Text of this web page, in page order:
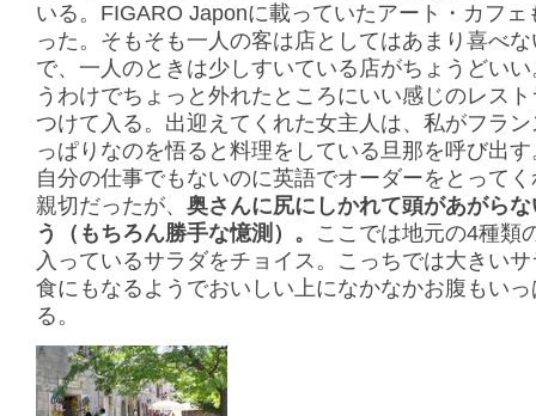
いる。FIGARO Japonに載っていたアート・カフェ
った。そもそも一人の客は店としてはあまり喜べ
で、一人のときは少しすいている店がちょうどい
うわけでちょっと外れたところにいい感じのレス
つけて入る。出迎えてくれた女主人は、私がフラ
っぱりなのを悟ると料理をしている旦那を呼び出
自分の仕事でもないのに英語でオーダーをとって
親切だったが、 奥さんに尻にしかれて頭があがら
う（もちろん勝手な憶測）。 ここでは地元の4種類
入っているサラダをチョイス。こっちでは大きい
食にもなるようでおいしい上になかなかお腹もい
る。